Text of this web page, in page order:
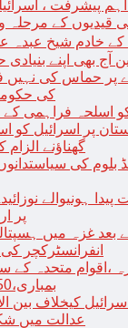
پیشرفت ،
قیدیوں کے مرحلہ
خادم شیخ عبدہ
آج بھی اپنے
پر حماس کی نہیں
کی
اسلحہ فراہمی کے
پر اسرائیل کو
گھناؤنے
بلوم کی
ہونیوالے
پر
بعد غزہ میں
انفرانسٹرکچر کی
،اقوام متحدہ کے
بمباری،50فلسطینی شہید
کیخلاف بین
عدالت میں